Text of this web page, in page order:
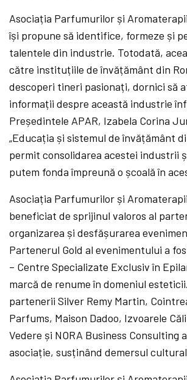
Asociația Parfumurilor și
își propune să identifice, formeze și
talentele din industrie. Totodată,
către instituțiile de învățământ din
descoperi tineri pasionați, dornici să
informații despre această industrie
Președintele APAR, Izabela Corina
„Educația și sistemul de învățământ
permit consolidarea acestei industrii
putem fonda împreună o școală în
Asociația Parfumurilor și
beneficiat de sprijinul valoros al
organizarea și desfășurarea
Partenerul Gold al evenimentului a
– Centre Specializate Exclusiv în
marcă de renume în domeniul
partenerii Silver Remy Martin,
Parfums, Maison Dadoo, Izvoarele
Vedere și NORA Business Consulting
asociație, susținând demersul